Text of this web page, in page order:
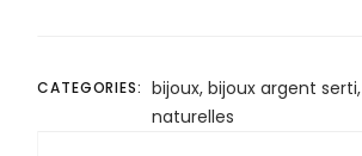
CATEGORIES: bijoux, bijoux argent serti,
naturelles